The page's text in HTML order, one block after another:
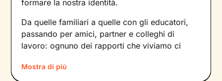
formare la nostra identità.
Da quelle familiari a quelle con gli educatori,
passando per amici, partner e colleghi di
lavoro: ognuno dei rapporti che viviamo ci
dinamiche che abbiamo sperimentato fino a
Mostra di più